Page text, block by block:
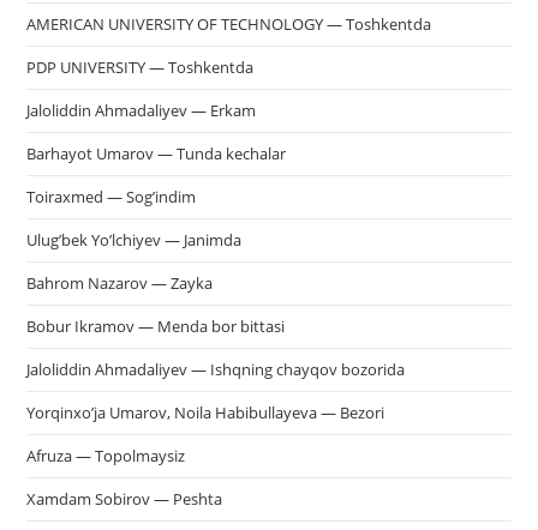
AMERICAN UNIVERSITY OF TECHNOLOGY — Toshkentda
PDP UNIVERSITY — Toshkentda
Jaloliddin Ahmadaliyev — Erkam
Barhayot Umarov — Tunda kechalar
Toiraxmed — Sog’indim
Ulug’bek Yo’lchiyev — Janimda
Bahrom Nazarov — Zayka
Bobur Ikramov — Menda bor bittasi
Jaloliddin Ahmadaliyev — Ishqning chayqov bozorida
Yorqinxo’ja Umarov, Noila Habibullayeva — Bezori
Afruza — Topolmaysiz
Xamdam Sobirov — Peshta